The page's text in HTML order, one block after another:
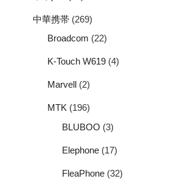
中華携帯 (269)
Broadcom (22)
K-Touch W619 (4)
Marvell (2)
MTK (196)
BLUBOO (3)
Elephone (17)
FleaPhone (32)